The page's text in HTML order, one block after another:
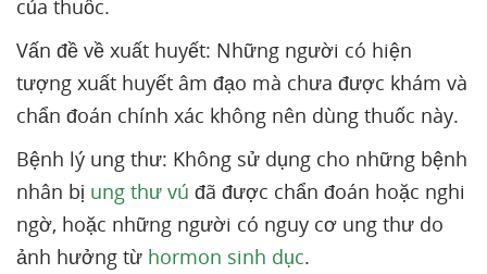
của thuốc.
Vấn đề về xuất huyết: Những người có hiện
tượng xuất huyết âm đạo mà chưa được khám và
chẩn đoán chính xác không nên dùng thuốc này.
Bệnh lý ung thư: Không sử dụng cho những bệnh
nhân bị ung thư vú đã được chẩn đoán hoặc nghi
ngờ, hoặc những người có nguy cơ ung thư do
ảnh hưởng từ hormon sinh dục.